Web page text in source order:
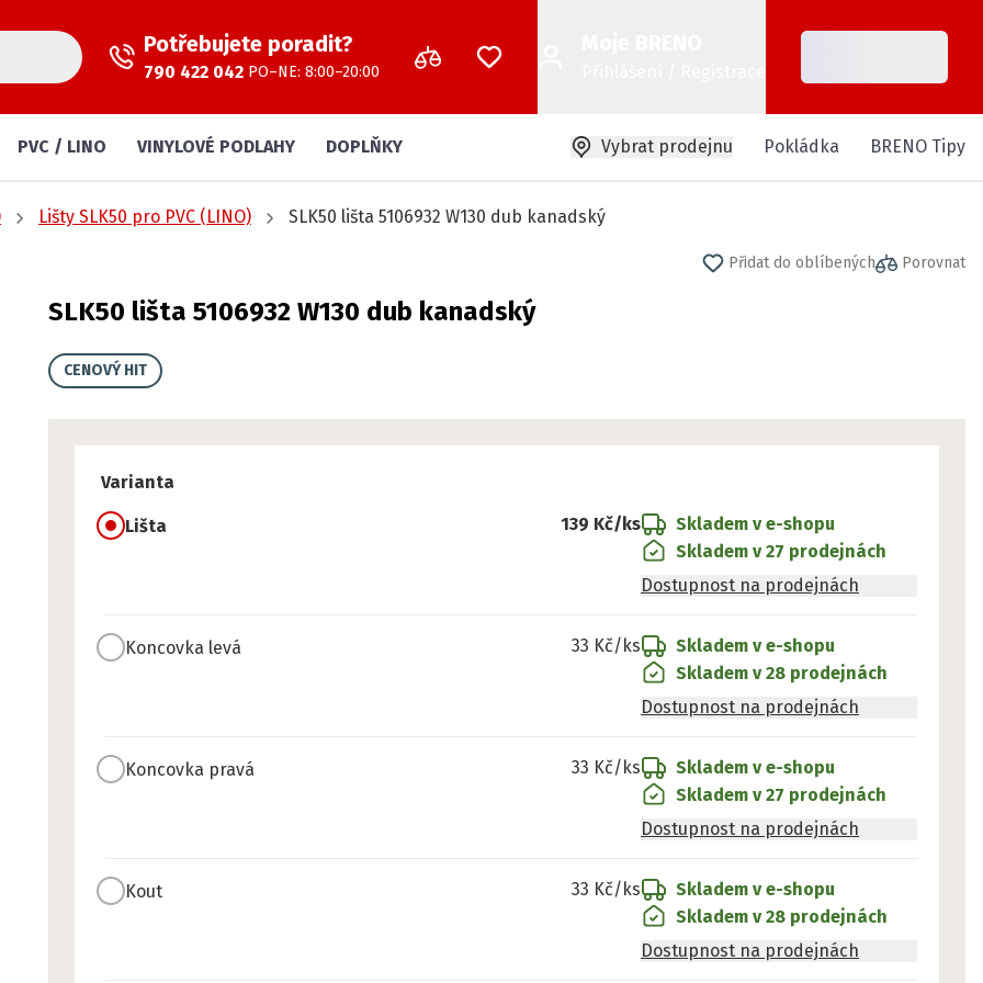
Potřebujete poradit?
790 422 042 PO–NE: 8:00–20:00
PVC / LINO VINYLOVÉ PODLAHY DOPLŇKY Vybrat prodejnu Pokládka BRENO Tipy
Lišty SLK50 pro PVC (LINO) SLK50 lišta 5106932 W130 dub kanadský
Přidat do oblíbených Porovnat
SLK50 lišta 5106932 W130 dub kanadský
CENOVÝ HIT
Varianta
Lišta 139 Kč/ks
Skladem v e-shopu
Skladem v 27 prodejnách
Dostupnost na prodejnách
Koncovka levá 33 Kč/ks
Skladem v e-shopu
Skladem v 28 prodejnách
Dostupnost na prodejnách
Koncovka pravá 33 Kč/ks
Skladem v e-shopu
Skladem v 27 prodejnách
Dostupnost na prodejnách
Kout 33 Kč/ks
Skladem v e-shopu
Skladem v 28 prodejnách
Dostupnost na prodejnách